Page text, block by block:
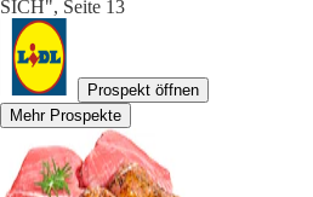
SICH", Seite 13
Prospekt öffnen
Mehr Prospekte